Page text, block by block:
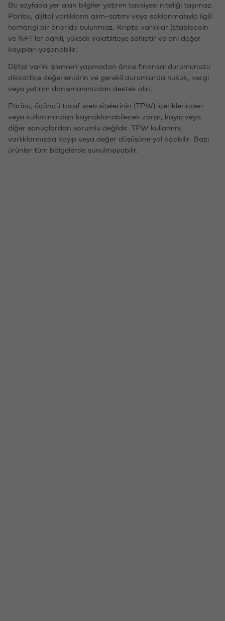
Bu sayfada yer alan bilgiler yatırım tavsiyesi niteliği taşımaz.
Paribu, dijital varlıkların alım-satımı veya saklanmasıyla ilgili
herhangi bir öneride bulunmaz. Kripto varlıklar (stablecoin
ve NFT'ler dahil), yüksek volatiliteye sahiptir ve ani değer
kayıpları yaşanabilir.
Dijital varlık işlemleri yapmadan önce finansal durumunuzu
dikkatlice değerlendirin ve gerekli durumlarda hukuk, vergi
veya yatırım danışmanınızdan destek alın.
Paribu, üçüncü taraf web sitelerinin (TPW) içeriklerinden
veya kullanımından kaynaklanabilecek zarar, kayıp veya
diğer sonuçlardan sorumlu değildir. TPW kullanımı,
varlıklarınızda kayıp veya değer düşüşüne yol açabilir. Bazı
ürünler tüm bölgelerde sunulmayabilir.